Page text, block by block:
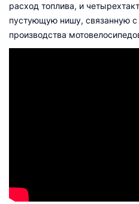
расход топлива, и
пустующую нишу, связанную
производства